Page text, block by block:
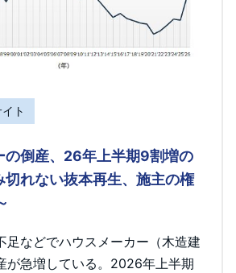
ト
の倒産、26年上半期9割増の
れない抜本再生、施主の権
足などでハウスメーカー（木造建
が急増している。2026年上半期